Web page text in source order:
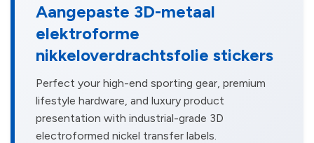
Aangepaste 3D-metaal
elektroforme
nikkeloverdrachtsfolie stickers
Perfect your high-end sporting gear, premium
lifestyle hardware, and luxury product
presentation with industrial-grade 3D
electroformed nickel transfer labels.